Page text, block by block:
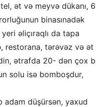
ət və meyvə dükanı, 6
binasınadək
əliçıraqlı da tapa
restorana, tərəvəz və ət
ətrafda 20- dən çox
solu isə bomboşdur,
adam düşürsən, yaxud